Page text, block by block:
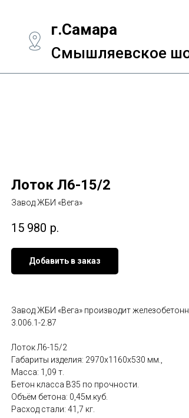
г.Самара
Смышляевское
Лоток Л6-15/2
Завод ЖБИ «Вега»
15 980 р.
Добавить в заказ
Завод ЖБИ «Вега» производит
3.006.1-2.87
Лоток Л6-15/2
Габариты изделия: 2970x1160x530 мм.,
Масса: 1,09 т.
Бетон класса В35 по прочности.
Объём бетона: 0,45м.куб.
Расход стали: 41,7 кг.